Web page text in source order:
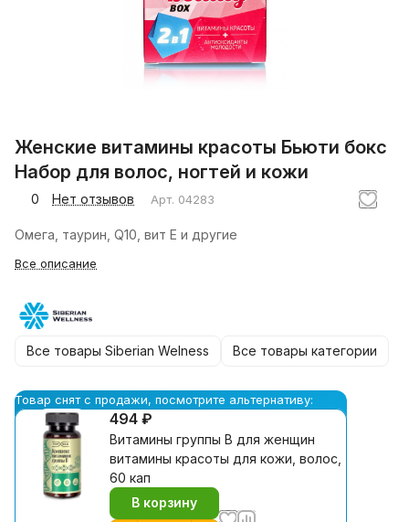
Женские витамины красоты Бьюти бокс
Набор для волос, ногтей и кожи
0 Нет отзывов Арт. 04283
Омега, таурин, Q10, вит Е и другие
Все описание
Все товары Siberian Welness Все товары категории
Товар снят с продажи, посмотрите альтернативу:
494 ₽
Витамины группы В для женщин
витамины красоты для кожи, волос,
60 кап
В корзину